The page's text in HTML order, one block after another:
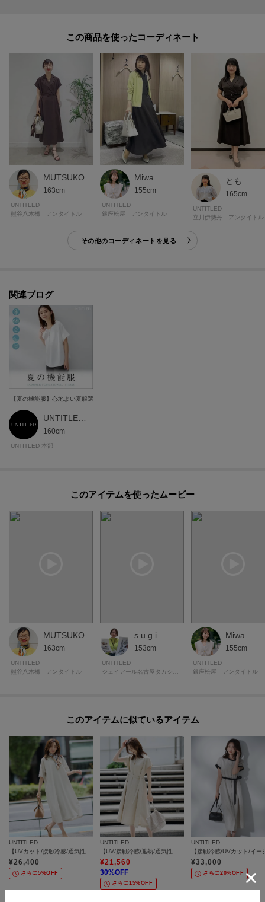
この商品を使った
MUTSUKO
163cm
UNTITLED
熊谷八木橋 アンタイトル
Miwa
155cm
UNTITLED
銀座松屋 アンタイトル
とも
165cm
UNTITLED
その他のコーディネートを見る
関連ブログ
【夏の機能服】心地よい夏服選びがニュースタンダード
160cm
UNTITLED 本部
このアイテムを使ったムービー
MUTSUKO
163cm
UNTITLED
熊谷八木橋 アンタイトル
s u g i
153cm
UNTITLED
Miwa
155cm
UNTITLED
銀座松屋 アンタイトル
このアイテムに似ているアイテム
UNTITLED
【UVカット/接触冷感/通気性】エアリークールワンピース
¥26,400
さらに5%OFF
UNTITLED
【UV/接触冷感/遮熱/通気性】スラブバンドカラーワンピース
¥21,560
30%OFF
さらに15%OFF
UNTITLED
¥33,000
さらに20%OFF